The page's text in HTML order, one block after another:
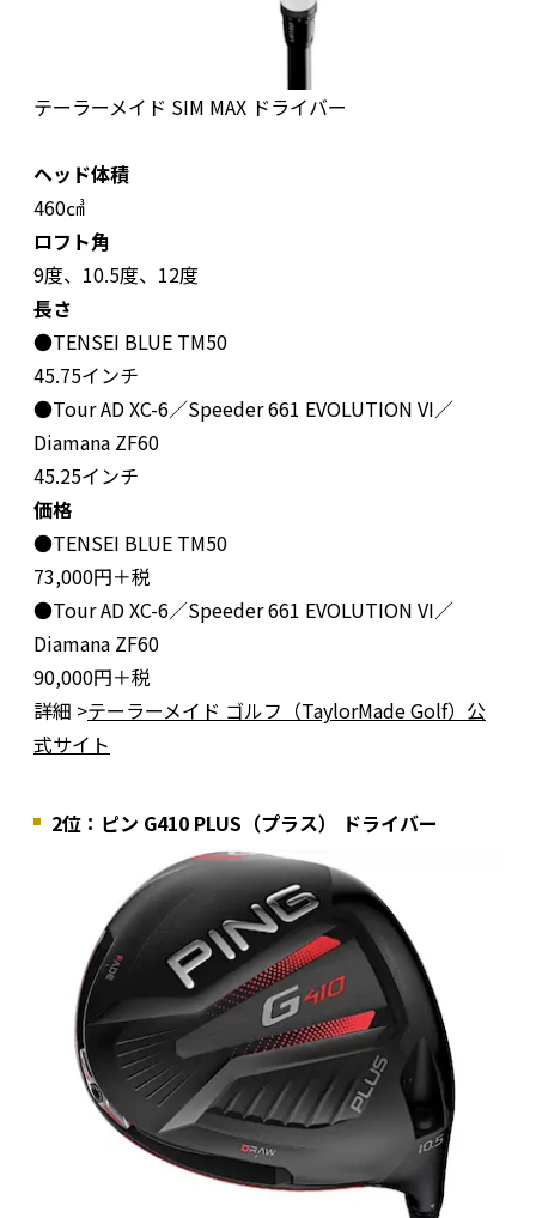
テーラーメイド SIM MAX ドライバー
ヘッド体積
460㎤
ロフト角
9度、10.5度、12度
長さ
●TENSEI BLUE TM50
45.75インチ
●Tour AD XC-6／Speeder 661 EVOLUTION VI／
Diamana ZF60
45.25インチ
価格
●TENSEI BLUE TM50
73,000円＋税
●Tour AD XC-6／Speeder 661 EVOLUTION VI／
Diamana ZF60
90,000円＋税
詳細 >テーラーメイド ゴルフ（TaylorMade Golf）公
式サイト
2位：ピン G410 PLUS（プラス） ドライバー